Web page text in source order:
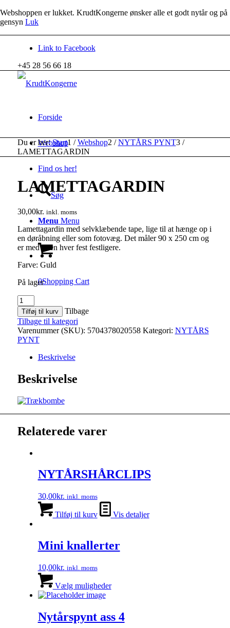
Webshoppen er lukket. KrudtKongerne ønsker alle et godt nytår og på
gensyn Luk
Link to Facebook
+45 28 56 66 18
Forside
Webshop
Find os her!
Søg
Menu Menu
0Shopping Cart
Du er her: Start1 / Webshop2 / NYTÅRS PYNT3 /
LAMETTAGARDIN
LAMETTAGARDIN
30,00kr. inkl. moms
Lamettagardin med selvklæbende tape, lige til at hænge op i
en døråbning eller som fotovæg. Det måler 90 x 250 cm og
er med til en hver fest festligere.
Farve: Guld
På lager
LAMETTAGARDIN
antal
Tilføj til kurv
Tilbage
Tilbage til kategori
Varenummer (SKU): 5704378020558 Kategori: NYTÅRS
PYNT
Beskrivelse
Beskrivelse
Relaterede varer
NYTÅRSHÅRCLIPS
30,00kr. inkl. moms
Tilføj til kurv Vis detaljer
Mini knallerter
10,00kr. inkl. moms
Vælg mulighedervare
varianter.
Mulighederne
Nytårspynt ass 4